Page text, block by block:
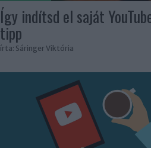
Így indítsd el saját
tipp
írta: Sáringer Viktória